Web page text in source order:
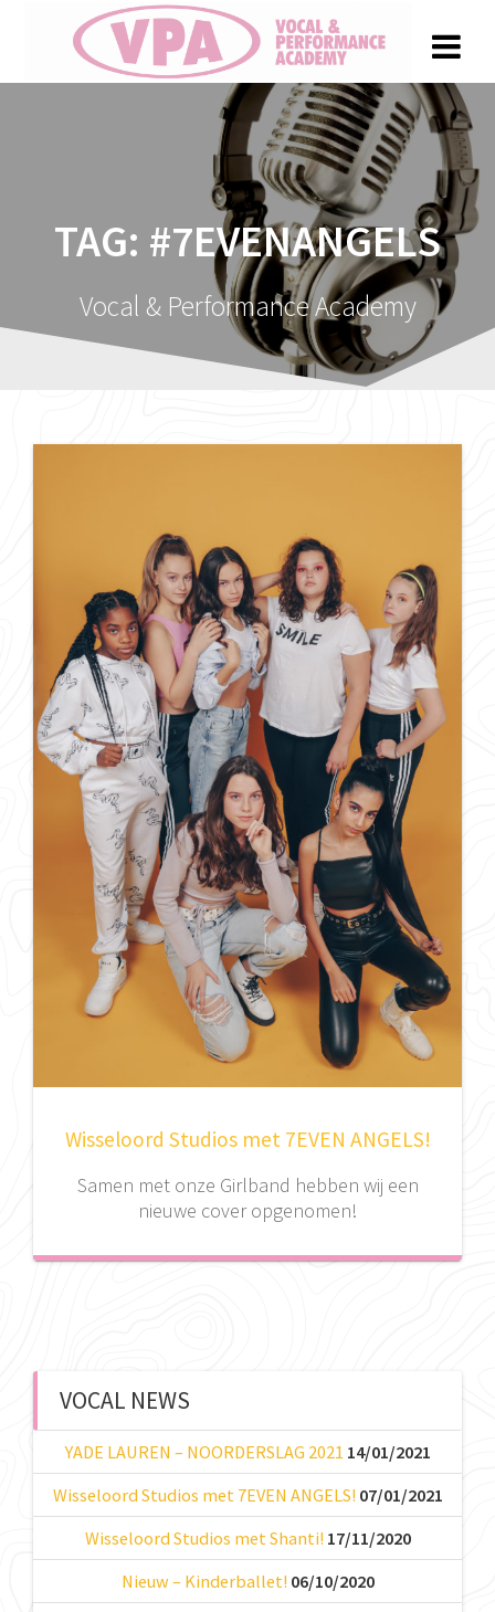
naar
inhoud
TAG: #7EVENANGELS
Vocal & Performance Academy
Wisseloord Studios met 7EVEN ANGELS!
Samen met onze Girlband hebben wij een
nieuwe cover opgenomen!
VOCAL NEWS
YADE LAUREN – NOORDERSLAG 2021 14/01/2021
Wisseloord Studios met 7EVEN ANGELS! 07/01/2021
Wisseloord Studios met Shanti! 17/11/2020
Nieuw – Kinderballet! 06/10/2020